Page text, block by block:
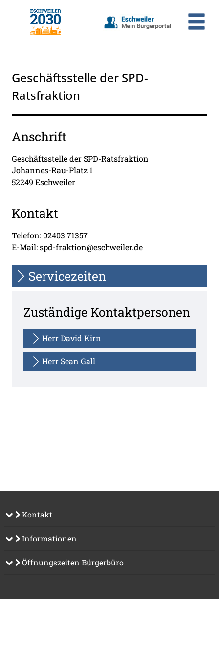
Zum Hauptinhalt springen
Geschäftsstelle der SPD-
Ratsfraktion
Anschrift
Geschäftsstelle der SPD-Ratsfraktion
Johannes-Rau-Platz 1
52249 Eschweiler
Kontakt
Telefon: 02403 71357
E-Mail:spd-fraktion@eschweiler.de
Servicezeiten
Zuständige Kontaktpersonen
Herr David Kirn
Herr Sean Gall
Kontakt
Informationen
Öffnungszeiten Bürgerbüro